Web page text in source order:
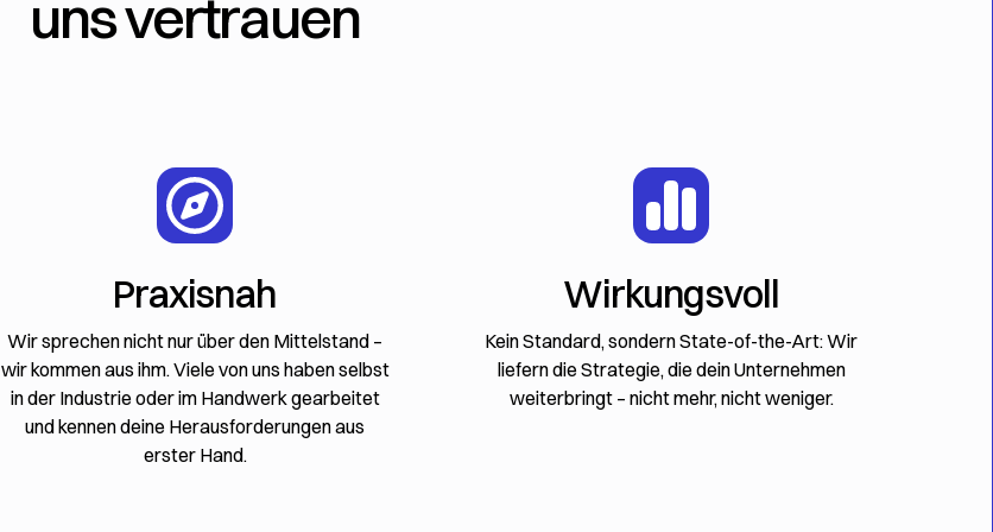
uns vertrauen
Praxisnah
Wir sprechen nicht nur über den Mittelstand –
wir kommen aus ihm. Viele von uns haben selbst
in der Industrie oder im Handwerk gearbeitet
und kennen deine Herausforderungen aus
erster Hand.
Wirkungsvoll
Kein Standard, sondern State-of-the-Art: Wir
liefern die Strategie, die dein Unternehmen
weiterbringt – nicht mehr, nicht weniger.